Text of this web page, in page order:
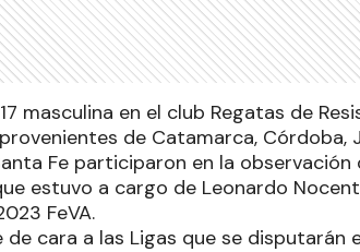
masculina en el club Regatas de
de Catamarca, Córdoba,
Fe participaron en la observación
estuvo a cargo de Leonardo
FeVA.
cara a las Ligas que se disputarán